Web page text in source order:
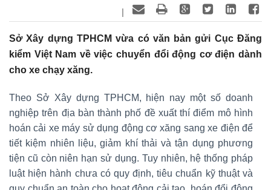
|
Sở Xây dựng TPHCM vừa có văn bản gửi Cục Đăng
kiểm Việt Nam về việc chuyển đổi động cơ điện dành
cho xe chạy xăng.
Theo Sở Xây dựng TPHCM, hiện nay một số doanh
nghiệp trên địa bàn thành phố đề xuất thí điểm mô hình
hoán cải xe máy sử dụng động cơ xăng sang xe điện để
tiết kiệm nhiên liệu, giảm khí thải và tận dụng phương
tiện cũ còn niên hạn sử dụng. Tuy nhiên, hệ thống pháp
luật hiện hành chưa có quy định, tiêu chuẩn kỹ thuật và